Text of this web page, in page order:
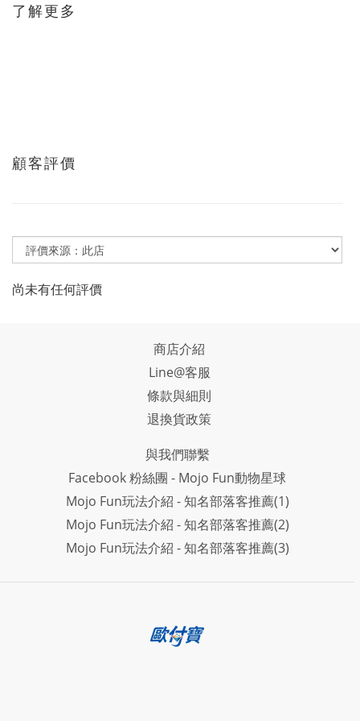
了解更多
顧客評價
尚未有任何評價
商店介紹
Line@客服
條款與細則
退換貨政策
與我們聯繫
Facebook 粉絲團 - Mojo Fun動物星球
Mojo Fun玩法介紹 - 知名部落客推薦(1)
Mojo Fun玩法介紹 - 知名部落客推薦(2)
Mojo Fun玩法介紹 - 知名部落客推薦(3)